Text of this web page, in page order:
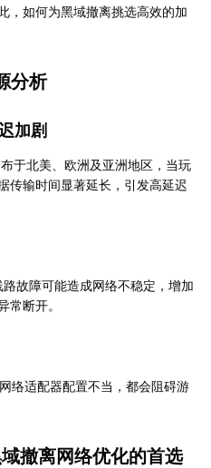
，如何为黑域撤离挑选高效的加
分析
加剧
于北美、欧洲及亚洲地区，当玩
传输时间显著延长，引发高延迟
故障可能造成网络不稳定，增加
常断开。
络适配器配置不当，都会阻碍游
撤离网络优化的首选